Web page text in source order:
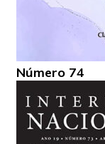
Número 74